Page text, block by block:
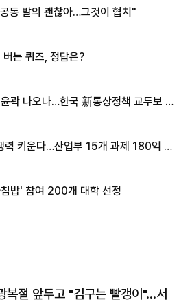
동 발의 괜찮아…그것이 협치"
는 퀴즈, 정답은?
곽 나오나…한국 新통상정책 교두보 활
력 키운다…산업부 15개 과제 180억 지
밥' 참여 200개 대학 선정
복절 앞두고 "김구는 빨갱이"…서